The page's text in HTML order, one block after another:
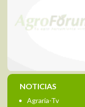
NOTICIAS
Agraria-Tv